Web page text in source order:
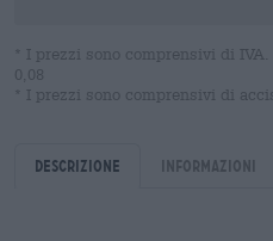
* I prezzi sono comprensivi di IVA.
0,08
* I prezzi sono comprensivi di
Descrizione Informazioni